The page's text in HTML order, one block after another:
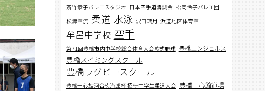
斎竹恭子バレエスタジオ 日本空手道濤誠会 松岡怜子バレエ団
松濤館流 柔道 水泳 沢口璃月 浜道地区体育館
牟呂中学校 空手
第71回豊橋市内中学校総合体育大会軟式野球 豊橋エンジェルス
豊橋スイミングスクール
豊橋ラグビースクール
豊橋一心館河合徳治郎杯 招待中学生柔道大会 豊橋一心館道場